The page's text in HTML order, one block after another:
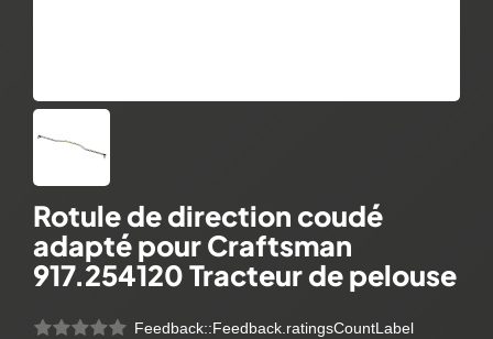
Rotule de direction coudé
adapté pour Craftsman
917.254120 Tracteur de pelouse
Feedback::Feedback.ratingsCountLabel